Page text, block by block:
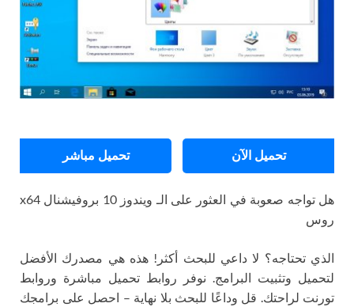
تحميل الآن تحميل مباشر
هل تواجه صعوبة في العثور على الـ ويندوز 10 بروفيشنال x64
روس
الذي تحتاجه؟ لا داعي للبحث أكثر! هذه هي مصدرك الأفضل
لتحميل وتثبيت البرامج. نوفر روابط تحميل مباشرة وروابط
تورنت لراحتك. قل وداعًا للبحث بلا نهاية – احصل على برامجك